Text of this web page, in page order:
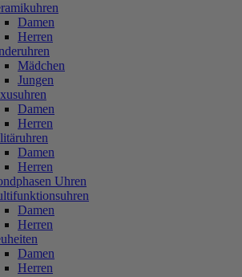
Damen
Herren
Mädchen
Jungen
Damen
Herren
Damen
Herren
Uhren
Damen
Herren
Damen
Herren